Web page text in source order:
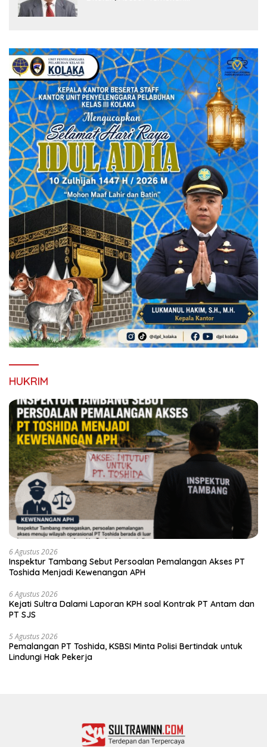
HUKRIM
6 Agustus 2026
Inspektur Tambang Sebut Persoalan Pemalangan Akses PT
Toshida Menjadi Kewenangan APH
6 Agustus 2026
Kejati Sultra Dalami Laporan KPH soal Kontrak PT Antam dan
PT SJS
5 Agustus 2026
Pemalangan PT Toshida, KSBSI Minta Polisi Bertindak untuk
Lindungi Hak Pekerja